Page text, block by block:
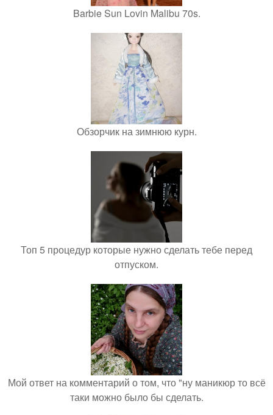
Barbie Sun Lovin Malibu 70s.
Обзорчик на зимнюю курн.
Топ 5 процедур которые нужно сделать тебе перед
отпуском.
Мой ответ на комментарий о том, что "ну маникюр то всё
таки можно было бы сделать.